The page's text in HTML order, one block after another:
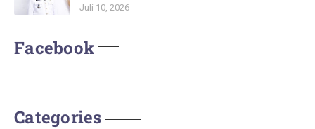
Juli 10, 2026
Facebook
Categories